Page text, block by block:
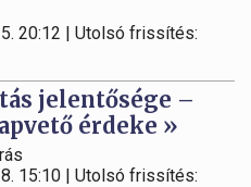
20:12 | Utolsó frissítés:
jelentősége –
érdeke »
15:10 | Utolsó frissítés: